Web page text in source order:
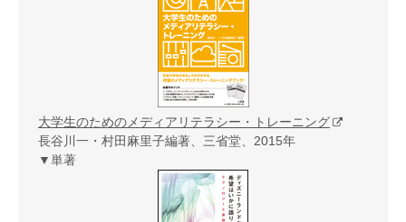
大学生のためのメディアリテラシー・トレーニング
長谷川一・村田麻里子編著、三省堂、2015年
▼単著